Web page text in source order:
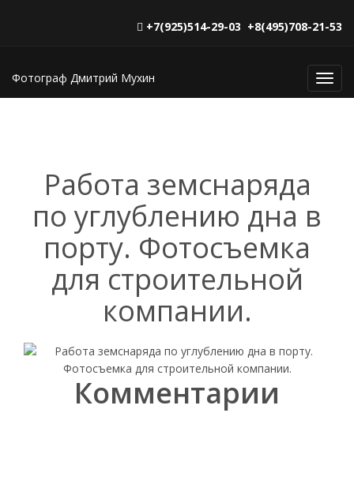
+7(925)514-29-03 +8(495)708-21-53
Фотограф Дмитрий Мухин
Работа земснаряда
по углублению дна в
порту. Фотосъемка
для строительной
компании.
Комментарии